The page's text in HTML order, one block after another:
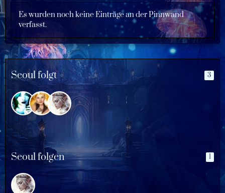
Es wurden noch keine Einträge an der Pinnwand
verfasst.
Seoul folgt 3
Seoul folgen 1